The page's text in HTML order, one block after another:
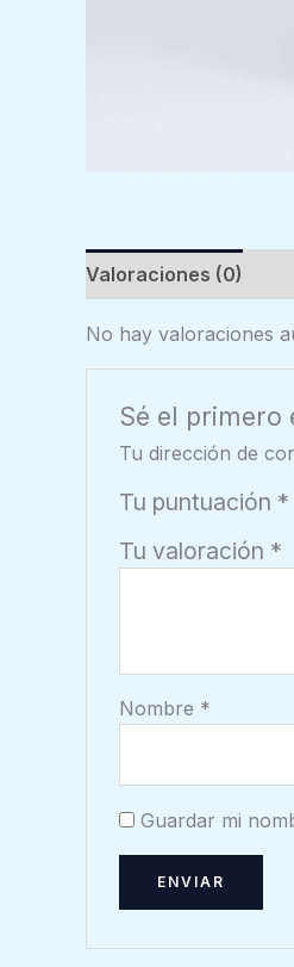
Valoraciones (0)
No hay valoraciones
Sé el primero
Tu dirección de
Tu puntuación *
Tu valoración *
Nombre *
Guardar mi